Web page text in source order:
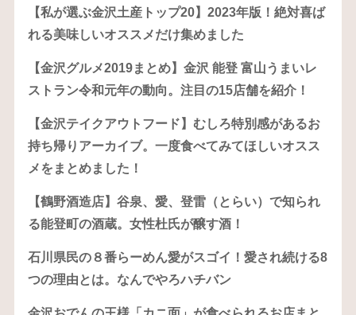
【私が選ぶ金沢土産トップ20】2023年版！絶対喜ば
れる美味しいオススメだけ集めました
【金沢グルメ2019まとめ】金沢 能登 富山うまいレ
ストラン令和元年の動向。注目の15店舗を紹介！
【金沢テイクアウトフード】むしろ特別感があるお
持ち帰りアーカイブ。一度食べてみてほしいオスス
メをまとめました！
【鶴野酒造店】谷泉、愛、登雷（とらい）で知られ
る能登町の酒蔵。女性杜氏が醸す酒！
石川県民の８番らーめん愛がスゴイ！愛され続ける8
つの理由とは。なんでやろハチバン